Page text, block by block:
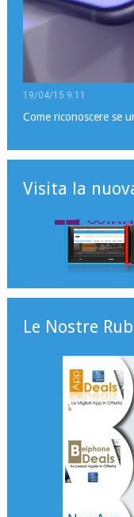
19/04/15 9:11
Come riconoscere se
Visita la
Le Nostre